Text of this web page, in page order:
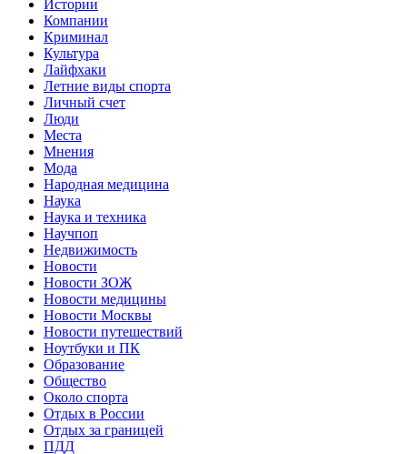
Истории
Компании
Криминал
Культура
Лайфхаки
Летние виды спорта
Личный счет
Люди
Места
Мнения
Мода
Народная медицина
Наука
Наука и техника
Научпоп
Недвижимость
Новости
Новости ЗОЖ
Новости медицины
Новости Москвы
Новости путешествий
Ноутбуки и ПК
Образование
Общество
Около спорта
Отдых в России
Отдых за границей
ПДД